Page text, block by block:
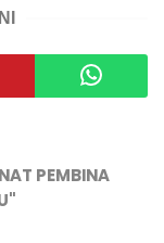
PEMBINA